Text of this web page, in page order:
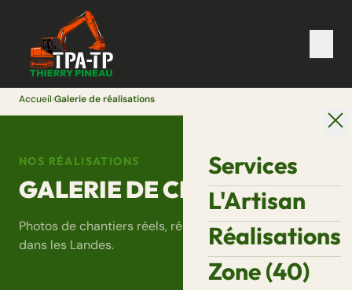
Services
L'Artisan
Réalisations
Zone (40)
Accueil›Galerie de réalisations
NOS RÉALISATIONS
GALERIE DE CHANTIERS
Photos de chantiers réels, réalisés par Thierry Pineau
dans les Landes.